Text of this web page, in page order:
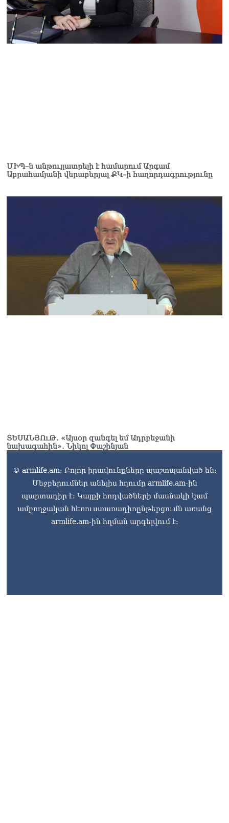
ՄԻՊ–ն անթույլատրելի է համարում Արգամ
Աբրահամյանի վերաբերյալ ՔԿ–ի հաղորդագրությունը
ՏԵՍԱՆՅՈւԹ․ «Այսօր զանգել եմ Ադրբեջանի
նախագահին»․ Նիկոլ Փաշինյան
© armlife.am: Բոլոր իրավունքները պաշտպանված են:
Մեջբերումներ անելիս հղումը armlife.am-ին
պարտադիր է: Կայքի հոդվածների մասնակի կամ
ամբողջական հեռուստառադիոընթերցումն առանց
armlife.am-ին հղման արգելվում է: